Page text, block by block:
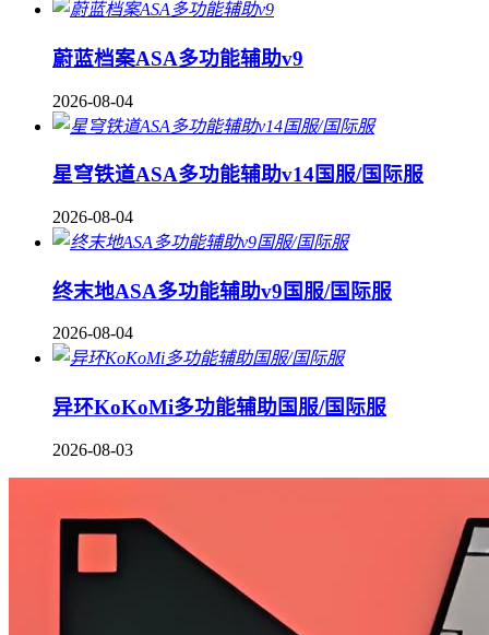
蔚蓝档案ASA多功能辅助v9
2026-08-04
星穹铁道ASA多功能辅助v14国服/国际服
2026-08-04
终末地ASA多功能辅助v9国服/国际服
2026-08-04
异环KoKoMi多功能辅助国服/国际服
2026-08-03